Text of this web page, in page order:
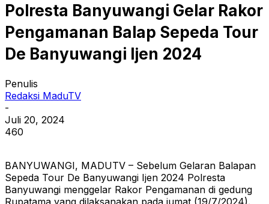
Polresta Banyuwangi Gelar Rakor
Pengamanan Balap Sepeda Tour
De Banyuwangi Ijen 2024
Penulis
Redaksi MaduTV
-
Juli 20, 2024
460
BANYUWANGI, MADUTV – Sebelum Gelaran Balapan
Sepeda Tour De Banyuwangi Ijen 2024 Polresta
Banyuwangi menggelar Rakor Pengamanan di gedung